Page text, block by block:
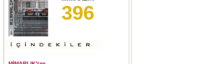
396